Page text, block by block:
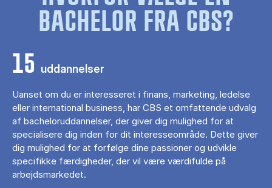
BACHELOR FRA CBS?
15 uddannelser
Uanset om du er interesseret i finans, marketing, ledelse
eller international business, har CBS et omfattende udvalg
af bacheloruddannelser, der giver dig mulighed for at
specialisere dig inden for dit interesseområde. Dette giver
dig mulighed for at forfølge dine passioner og udvikle
specifikke færdigheder, der vil være værdifulde på
arbejdsmarkedet.